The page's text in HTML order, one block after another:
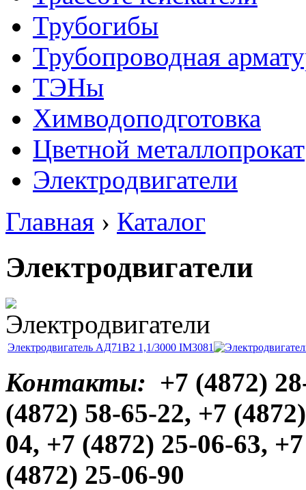
Трубогибы
Трубопроводная
ТЭНы
Химводоподготовка
Цветной металлопрокат
Электродвигатели
Главная › Каталог
Электродвигатели
Электродвигатель АД71В2 1,1/3000 IМ3081
Контакты: +7 (4872)
(4872) 58-65-22, +7
04, +7 (4872) 25-06-63,
(4872) 25-06-90